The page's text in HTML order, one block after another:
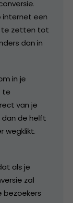
internet een
te zetten tot
dan in
in je
te
van je
de helft
wegklikt.
als je
zal
bezoekers